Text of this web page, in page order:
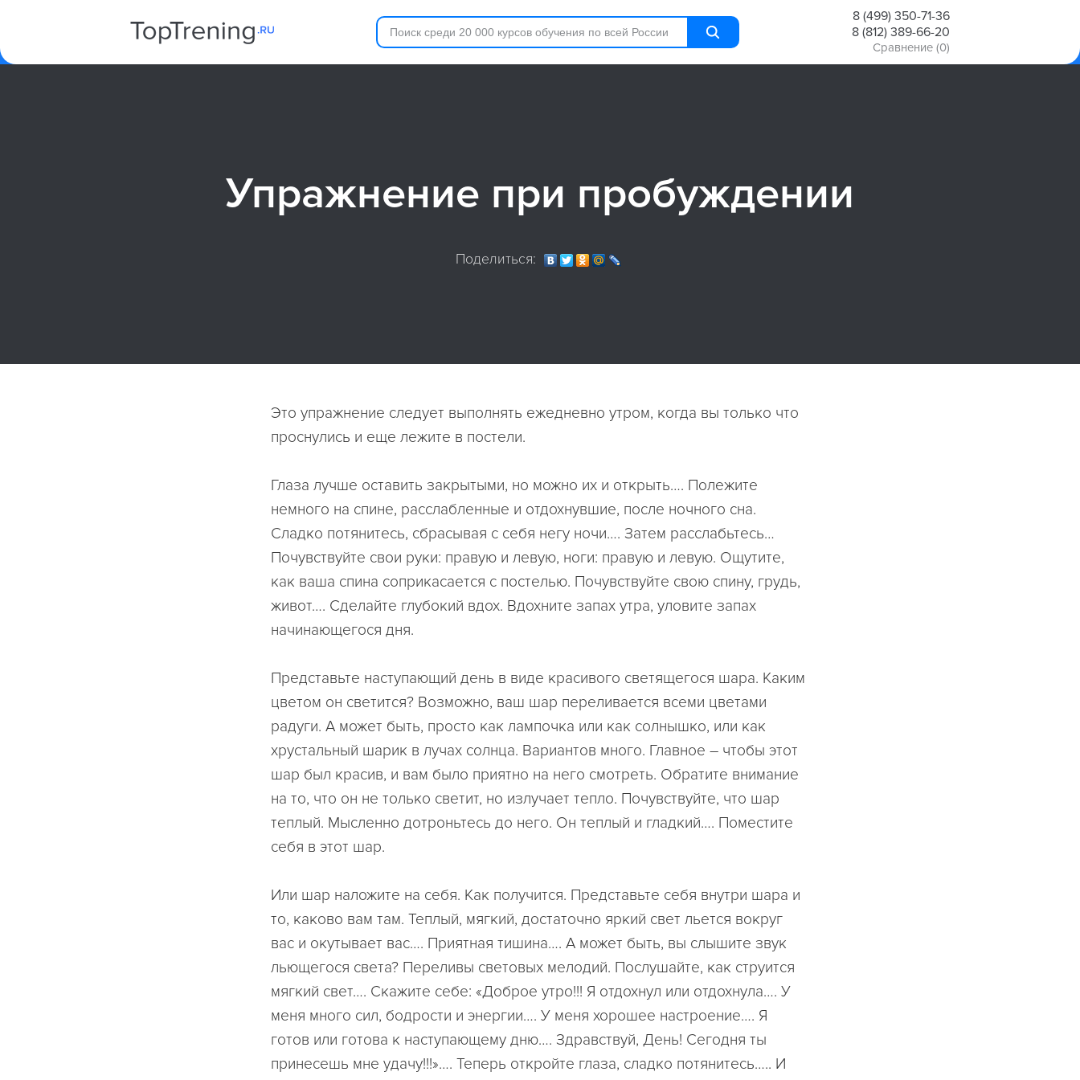
8 (499) 350-71-36
8 (812) 389-66-20
Сравнение (0)
Упражнение при пробуждении
Поделиться:
Это упражнение следует выполнять ежедневно утром, когда вы только что
проснулись и еще лежите в постели.
Глаза лучше оставить закрытыми, но можно их и открыть…. Полежите
немного на спине, расслабленные и отдохнувшие, после ночного сна.
Сладко потянитесь, сбрасывая с себя негу ночи…. Затем расслабьтесь…
Почувствуйте свои руки: правую и левую, ноги: правую и левую. Ощутите,
как ваша спина соприкасается с постелью. Почувствуйте свою спину, грудь,
живот…. Сделайте глубокий вдох. Вдохните запах утра, уловите запах
начинающегося дня.
Представьте наступающий день в виде красивого светящегося шара. Каким
цветом он светится? Возможно, ваш шар переливается всеми цветами
радуги. А может быть, просто как лампочка или как солнышко, или как
хрустальный шарик в лучах солнца. Вариантов много. Главное – чтобы этот
шар был красив, и вам было приятно на него смотреть. Обратите внимание
на то, что он не только светит, но излучает тепло. Почувствуйте, что шар
теплый. Мысленно дотроньтесь до него. Он теплый и гладкий…. Поместите
себя в этот шар.
Или шар наложите на себя. Как получится. Представьте себя внутри шара и
то, каково вам там. Теплый, мягкий, достаточно яркий свет льется вокруг
вас и окутывает вас…. Приятная тишина…. А может быть, вы слышите звук
льющегося света? Переливы световых мелодий. Послушайте, как струится
мягкий свет…. Скажите себе: «Доброе утро!!! Я отдохнул или отдохнула…. У
меня много сил, бодрости и энергии…. У меня хорошее настроение…. Я
готов или готова к наступающему дню…. Здравствуй, День! Сегодня ты
принесешь мне удачу!!!»…. Теперь откройте глаза, сладко потянитесь….. И